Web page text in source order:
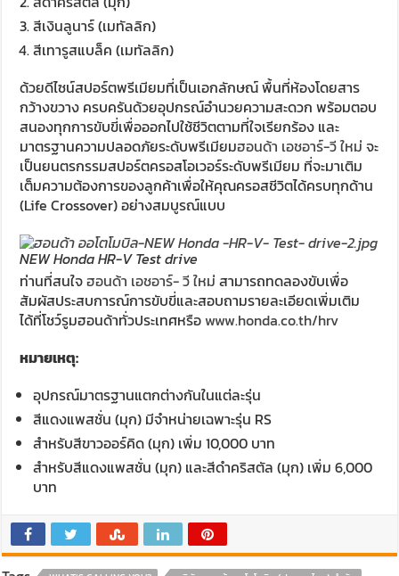
สีเงินลูนาร์ (เมทัลลิก)
สีเทารูสแบล็ค (เมทัลลิก)
ด้วยดีไซน์สปอร์ตพรีเมียมที่เป็นเอกลักษณ์ พื้นที่ห้องโดยสาร
กว้างขวาง ครบครันด้วยอุปกรณ์อำนวยความสะดวก พร้อมตอบ
สนองทุกการขับขี่เพื่อออกไปใช้ชีวิตตามที่ใจเรียกร้อง และ
มาตรฐานความปลอดภัยระดับพรีเมียมฮอนด้า เอชอาร์-วี ใหม่ จะ
เป็นยนตรกรรมสปอร์ตครอสโอเวอร์ระดับพรีเมียม ที่จะมาเติม
เต็มความต้องการของลูกค้าเพื่อให้คุณครอสชีวิตได้ครบทุกด้าน
(Life Crossover) อย่างสมบูรณ์แบบ
NEW Honda HR-V Test drive
ท่านที่สนใจฮอนด้า เอชอาร์- วี ใหม่ สามารถทดลองขับเพื่อ
สัมผัสประสบการณ์การขับขี่และสอบถามรายละเอียดเพิ่มเติม
ได้ที่โชว์รูมฮอนด้าทั่วประเทศหรือwww.honda.co.th/hrv
หมายเหตุ:
อุปกรณ์มาตรฐานแตกต่างกันในแต่ละรุ่น
สีแดงแพสชั่น (มุก) มีจำหน่ายเฉพาะรุ่น RS
สำหรับสีขาวออร์คิด (มุก) เพิ่ม 10,000 บาท
สำหรับสีแดงแพสชั่น (มุก) และสีดำคริสตัล (มุก) เพิ่ม 6,000
บาท